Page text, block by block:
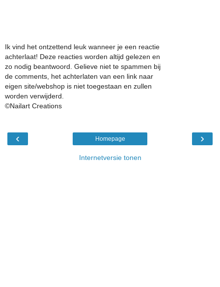
Ik vind het ontzettend leuk wanneer je een reactie
achterlaat! Deze reacties worden altijd gelezen en
zo nodig beantwoord. Gelieve niet te spammen bij
de comments, het achterlaten van een link naar
eigen site/webshop is niet toegestaan en zullen
worden verwijderd.
©Nailart Creations
‹ ›
Homepage
Internetversie tonen